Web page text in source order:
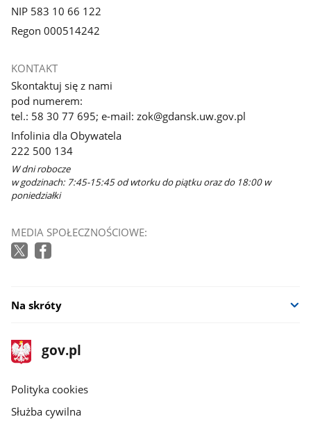
NIP 583 10 66 122
Regon 000514242
KONTAKT
Skontaktuj się z nami
pod numerem:
tel.: 58 30 77 695; e-mail: zok@gdansk.uw.gov.pl
Infolinia dla Obywatela
222 500 134
W dni robocze
w godzinach: 7:45-15:45 od wtorku do piątku oraz do 18:00 w
poniedziałki
MEDIA SPOŁECZNOŚCIOWE:
Na skróty
stopka
gov.pl
Strona
gov.pl
gov.pl
Polityka cookies
Służba cywilna